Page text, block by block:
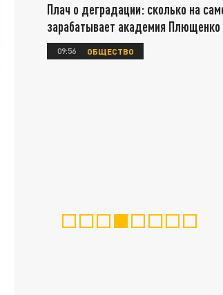
Плач о деградации: сколько на
зарабатывает академия Плющенко
09:56 ОБЩЕСТВО